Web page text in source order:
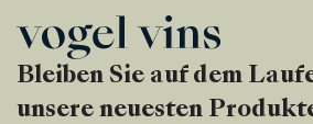
Bleiben Sie auf dem
unsere neuesten